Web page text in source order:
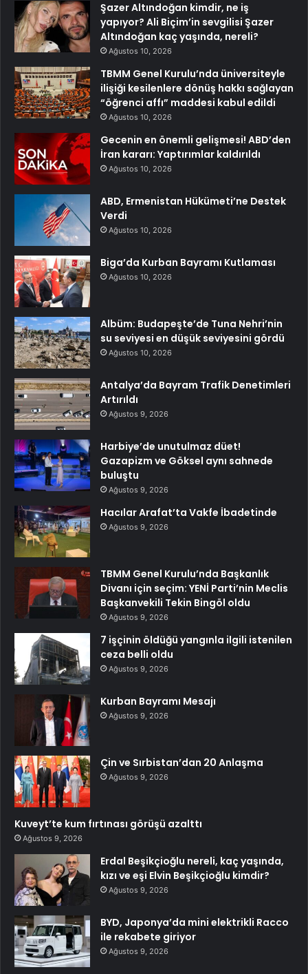
Şazer Altındoğan kimdir, ne iş
yapıyor? Ali Biçim’in sevgilisi Şazer
Altındoğan kaç yaşında, nereli?
Ağustos 10, 2026
TBMM Genel Kurulu’nda üniversiteyle
ilişiği kesilenlere dönüş hakkı sağlayan
“öğrenci affı” maddesi kabul edildi
Ağustos 10, 2026
Gecenin en önemli gelişmesi! ABD’den
İran kararı: Yaptırımlar kaldırıldı
Ağustos 10, 2026
ABD, Ermenistan Hükümeti’ne Destek
Verdi
Ağustos 10, 2026
Biga’da Kurban Bayramı Kutlaması
Ağustos 10, 2026
Albüm: Budapeşte’de Tuna Nehri’nin
su seviyesi en düşük seviyesini gördü
Ağustos 10, 2026
Antalya’da Bayram Trafik Denetimleri
Artırıldı
Ağustos 9, 2026
Harbiye’de unutulmaz düet!
Gazapizm ve Göksel aynı sahnede
buluştu
Ağustos 9, 2026
Hacılar Arafat’ta Vakfe İbadetinde
Ağustos 9, 2026
TBMM Genel Kurulu’nda Başkanlık
Divanı için seçim: YENİ Parti’nin Meclis
Başkanvekili Tekin Bingöl oldu
Ağustos 9, 2026
7 işçinin öldüğü yangınla ilgili istenilen
ceza belli oldu
Ağustos 9, 2026
Kurban Bayramı Mesajı
Ağustos 9, 2026
Çin ve Sırbistan’dan 20 Anlaşma
Ağustos 9, 2026
Kuveyt’te kum fırtınası görüşü azalttı
Ağustos 9, 2026
Erdal Beşikçioğlu nereli, kaç yaşında,
kızı ve eşi Elvin Beşikçioğlu kimdir?
Ağustos 9, 2026
BYD, Japonya’da mini elektrikli Racco
ile rekabete giriyor
Ağustos 9, 2026